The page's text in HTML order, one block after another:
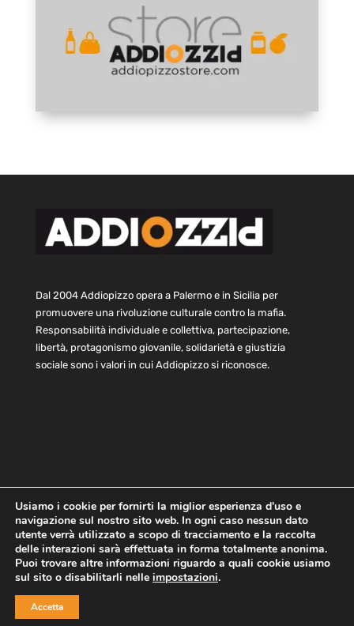
Dal 2004 Addiopizzo opera a Palermo e in Sicilia per
promuovere una rivoluzione culturale contro la mafia.
Responsabilità individuale e collettiva, partecipazione,
libertà, protagonismo giovanile, solidarietà e giustizia
sociale sono i valori in cui Addiopizzo si riconosce.
Home Statuto e bilancio
Contatti
Privacy
Cookie Child Protection Policy
Copyright © 2021 AddioPizzo | Tutti i diritti riservati | Sede
Usiamo i cookie per fornirti la miglior esperienza d'uso e
navigazione sul nostro sito web. In ogni caso nessun dato
utente verrà utilizzato a scopo di tracciamento e la raccolta
delle interazioni sarà effettuata in forma totalmente anonima.
Puoi trovare altre informazioni riguardo a quali cookie usiamo
sul sito o disabilitarli nelle impostazioni.
Accetta